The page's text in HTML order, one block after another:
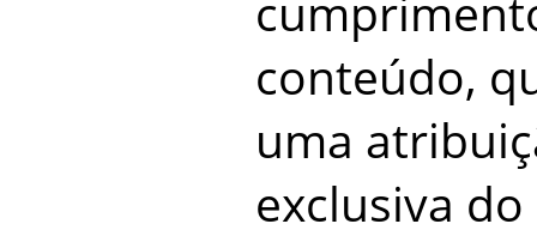
conteúdo,
uma
exclusiva